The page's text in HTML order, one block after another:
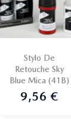
Stylo De
Retouche Sky
Blue Mica (41B)
Prix
9,56 €